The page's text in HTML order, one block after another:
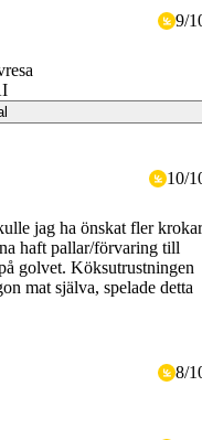
9/
10/
jag ha önskat fler krokar
haft pallar/förvaring till
golvet. Köksutrustningen
mat själva, spelade detta
8/